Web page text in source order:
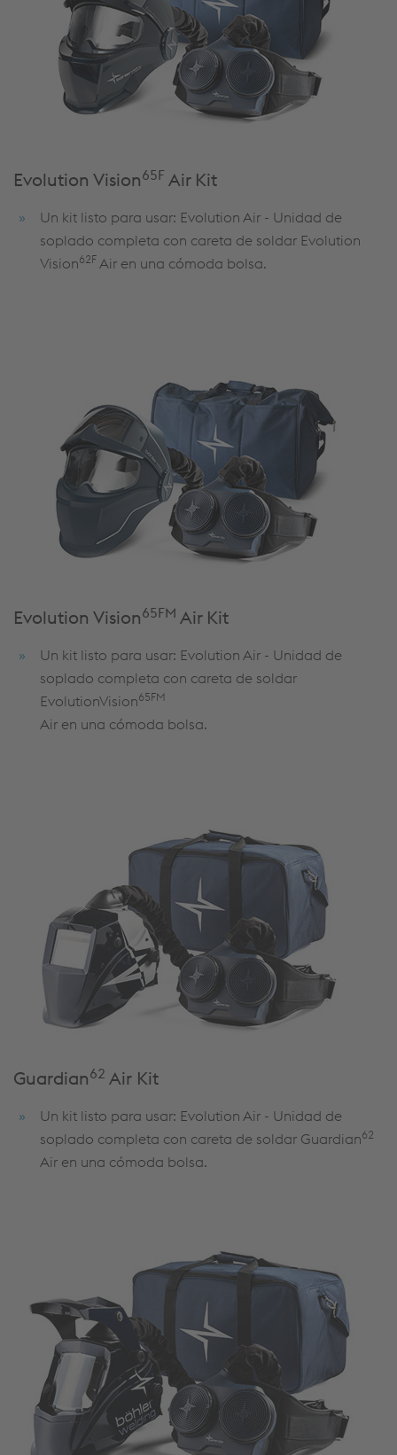
Evolution Vision65F Air Kit
Un kit listo para usar: Evolution Air - Unidad de
soplado completa con careta de soldar Evolution
Vision62F Air en una cómoda bolsa.
Evolution Vision65FM Air Kit
Un kit listo para usar: Evolution Air - Unidad de
soplado completa con careta de soldar
EvolutionVision65FM
Air en una cómoda bolsa.
Guardian62 Air Kit
Un kit listo para usar: Evolution Air - Unidad de
soplado completa con careta de soldar Guardian62
Air en una cómoda bolsa.